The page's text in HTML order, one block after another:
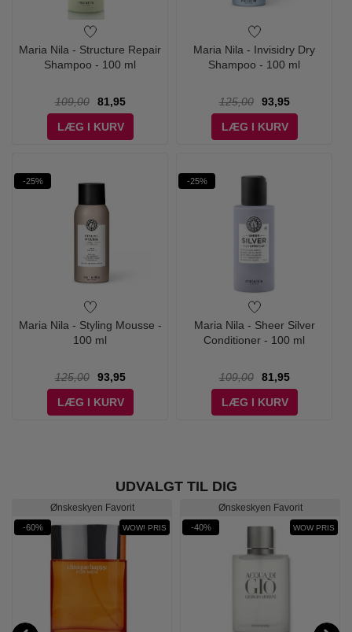
Maria Nila - Structure Repair
Shampoo - 100 ml
109,00
81,95
LÆG I KURV
Maria Nila - Invisidry Dry
Shampoo - 100 ml
125,00
93,95
LÆG I KURV
-25%
Maria Nila - Styling Mousse -
100 ml
125,00
93,95
LÆG I KURV
-25%
Maria Nila - Sheer Silver
Conditioner - 100 ml
109,00
81,95
LÆG I KURV
UDVALGT TIL DIG
Ønskeskyen Favorit
-60% WOW! PRIS
Ønskeskyen Favorit
-40% WOW PRIS